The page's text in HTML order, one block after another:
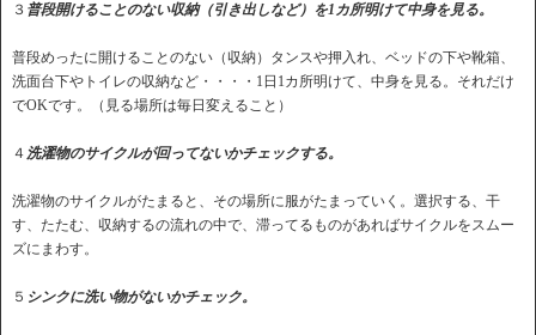
３ 普段開けることのない収納（引き出しなど）を1カ所明けて中身を見る。
普段めったに開けることのない（収納）タンスや押入れ、ベッドの下や靴箱、
洗面台下やトイレの収納など・・・・1日1カ所明けて、中身を見る。それだけ
でOKです。（見る場所は毎日変えること）
４ 洗濯物のサイクルが回ってないかチェックする。
洗濯物のサイクルがたまると、その場所に服がたまっていく。選択する、干
す、たたむ、収納するの流れの中で、滞ってるものがあればサイクルをスムー
ズにまわす。
５ シンクに洗い物がないかチェック。